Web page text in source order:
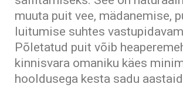
muuta puit vee, mädanemise,
luitumise suhtes
Põletatud puit võib
kinnisvara omaniku käes
hooldusega kesta sadu